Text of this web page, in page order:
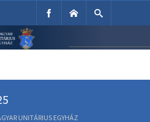
Egyház
UNITÁRIUS EGYHÁZ